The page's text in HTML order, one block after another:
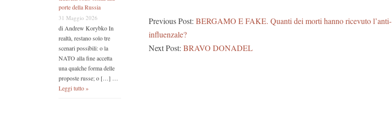
porte della Russia
31 Maggio 2026
di Andrew Korybko In
realtà, restano solo tre
scenari possibili: o la
NATO alla fine accetta
una qualche forma delle
proposte russe; o […] …
Leggi tutto »
Previous Post: BERGAMO E FAKE. Quanti dei morti hanno ricevuto l’anti-
influenzale?
Next Post: BRAVO DONADEL